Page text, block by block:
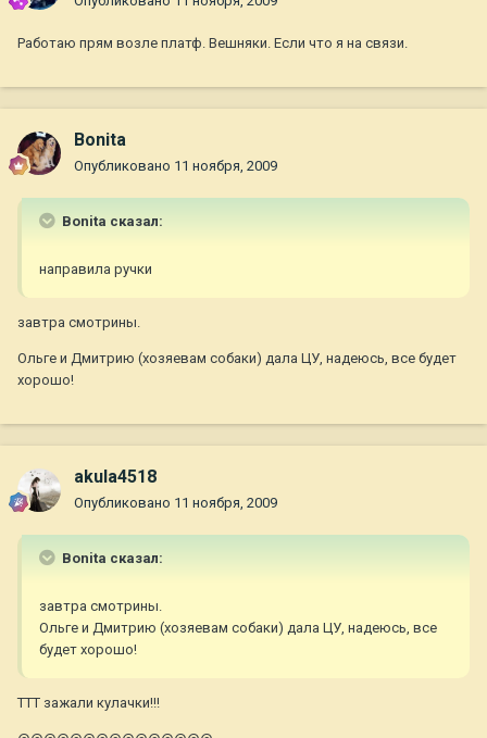
Работаю прям возле платф. Вешняки. Если что я на связи.
Bonita
Опубликовано 11 ноября, 2009
Bonita сказал:
направила ручки
завтра смотрины.
Ольге и Дмитрию (хозяевам собаки) дала ЦУ, надеюсь, все будет
хорошо!
akula4518
Опубликовано 11 ноября, 2009
Bonita сказал:
завтра смотрины.
Ольге и Дмитрию (хозяевам собаки) дала ЦУ, надеюсь, все
будет хорошо!
ТТТ зажали кулачки!!!